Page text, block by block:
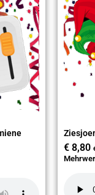
€ 8,80